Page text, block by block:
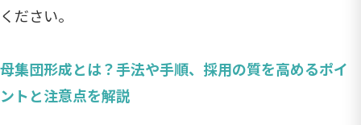
ください。
母集団形成とは？手法や手順、採用の質を高めるポイ
ントと注意点を解説